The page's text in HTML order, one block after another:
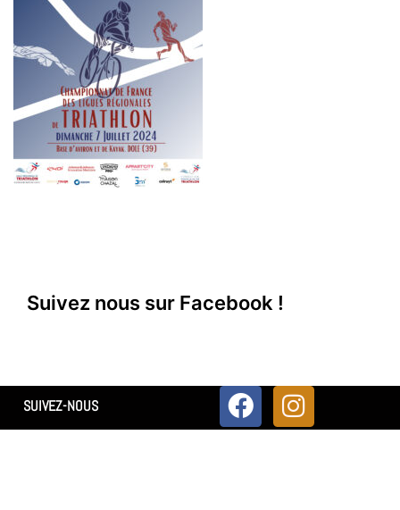
Suivez nous sur Facebook !
SUIVEZ-NOUS